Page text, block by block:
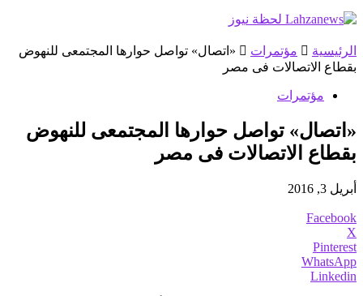
الرئيسية مؤتمرات
«اتصال» تواصل حوارها المجتمعى للنهوض
بقطاع الاتصالات فى مصر
مؤتمرات
«اتصال» تواصل حوارها المجتمعى للنهوض
بقطاع الاتصالات فى مصر
أبريل 3, 2016
Facebook
X
Pinterest
WhatsApp
Linkedin